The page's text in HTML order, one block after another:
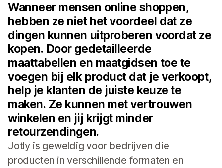
Wanneer mensen online shoppen,
hebben ze niet het voordeel dat ze
dingen kunnen uitproberen voordat ze
kopen. Door gedetailleerde
maattabellen en maatgidsen toe te
voegen bij elk product dat je verkoopt,
help je klanten de juiste keuze te
maken. Ze kunnen met vertrouwen
winkelen en jij krijgt minder
retourzendingen.
Jotly is geweldig voor bedrijven die
producten in verschillende formaten en